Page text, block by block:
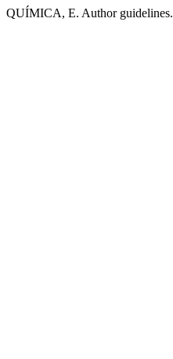
QUÍMICA, E. Author guidelines.